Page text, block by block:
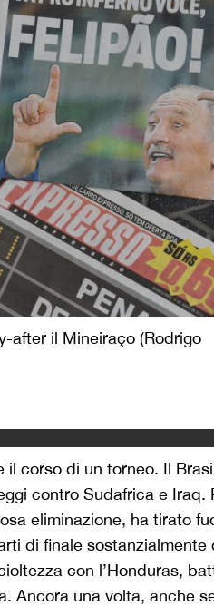
after il Mineiraço (Rodrigo
corso di un torneo. Il
contro Sudafrica e Iraq.
eliminazione, ha tirato
di finale sostanzialmente
con l’Honduras,
Ancora una volta, anche